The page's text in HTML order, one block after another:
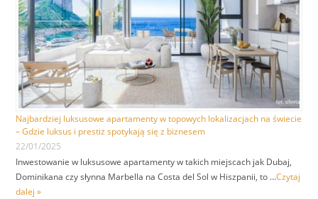
Najbardziej luksusowe apartamenty w topowych lokalizacjach na świecie
– Gdzie luksus i prestiż spotykają się z biznesem
22/01/2025
Inwestowanie w luksusowe apartamenty w takich miejscach jak Dubaj,
Dominikana czy słynna Marbella na Costa del Sol w Hiszpanii, to …Czytaj
dalej »